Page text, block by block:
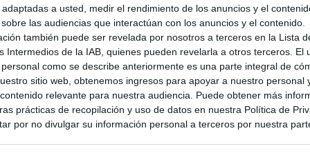
adaptadas a usted, medir el rendimiento de los anuncios y el
las audiencias que interactúan con los anuncios y el contenido.
también puede ser revelada por nosotros a terceros en la Lista
Intermedios de la IAB, quienes pueden revelarla a otros terceros. El
como se describe anteriormente es una parte integral de
sitio web, obtenemos ingresos para apoyar a nuestro personal
relevante para nuestra audiencia. Puede obtener más
prácticas de recopilación y uso de datos en nuestra Política de
por no divulgar su información personal a terceros por nuestra
con el mundo físico. El
GO, aumenta el desafío
real, haciendo uso
soltando por el mundo a
colores brillantes,
un nuevo dispositivo